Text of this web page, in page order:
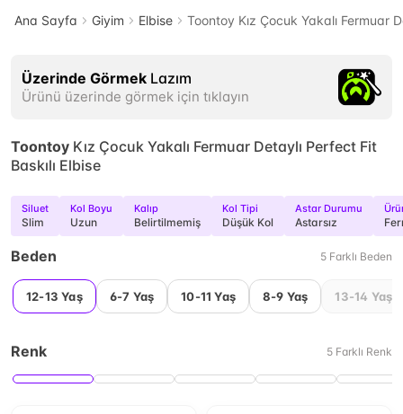
Ana Sayfa Giyim Elbise Toontoy Kız Çocuk Yakalı Fermuar
Üzerinde Görmek Lazım
Ürünü üzerinde görmek için tıklayın
Toontoy Kız Çocuk Yakalı Fermuar Detaylı Perfect Fit
Baskılı Elbise
Siluet
Slim
Kol Boyu
Uzun
Kalıp
Belirtilmemiş
Kol Tipi
Düşük Kol
Astar Durumu
Astarsız
Beden 5 Farklı Beden
12-13 Yaş 6-7 Yaş 10-11 Yaş 8-9 Yaş 13-14 Yaş
Renk 5 Farklı Renk